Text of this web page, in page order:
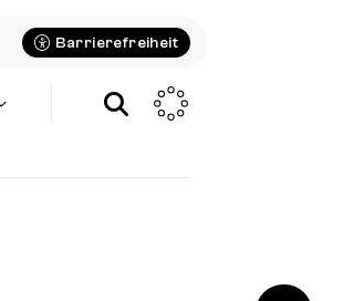
Barrierefreiheit